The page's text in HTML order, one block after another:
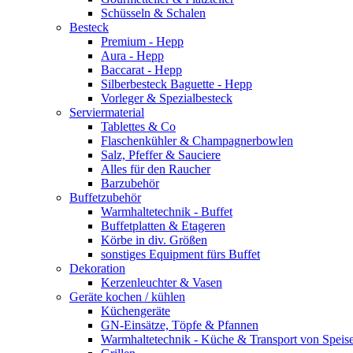
Schüsseln & Schalen
Besteck
Premium - Hepp
Aura - Hepp
Baccarat - Hepp
Silberbesteck Baguette - Hepp
Vorleger & Spezialbesteck
Serviermaterial
Tablettes & Co
Flaschenkühler & Champagnerbowlen
Salz, Pfeffer & Sauciere
Alles für den Raucher
Barzubehör
Buffetzubehör
Warmhaltetechnik - Buffet
Buffetplatten & Etageren
Körbe in div. Größen
sonstiges Equipment fürs Buffet
Dekoration
Kerzenleuchter & Vasen
Geräte kochen / kühlen
Küchengeräte
GN-Einsätze, Töpfe & Pfannen
Warmhaltetechnik - Küche & Transport von